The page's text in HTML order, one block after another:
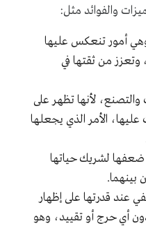
والفوائد مثل:
وهي أمور تنعكس عليها
وتعزز من ثقتها في
لأنها تظهر على
الأمر الذي يجعلها
ضعفها لشريك حياتها
بينهما.
عند قدرتها على إظهار
أي حرج أو تقييد، وهو